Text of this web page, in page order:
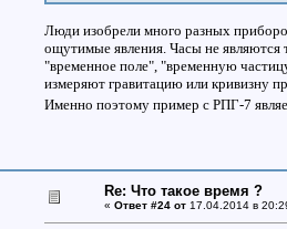
Люди изобрели много разных
ощутимые явления. Часы не являются
"временное поле", "временную
измеряют гравитацию или кривизну
Именно поэтому пример с РПГ-7
Re: Что такое время ?
« Ответ #24 от17.04.2014 в